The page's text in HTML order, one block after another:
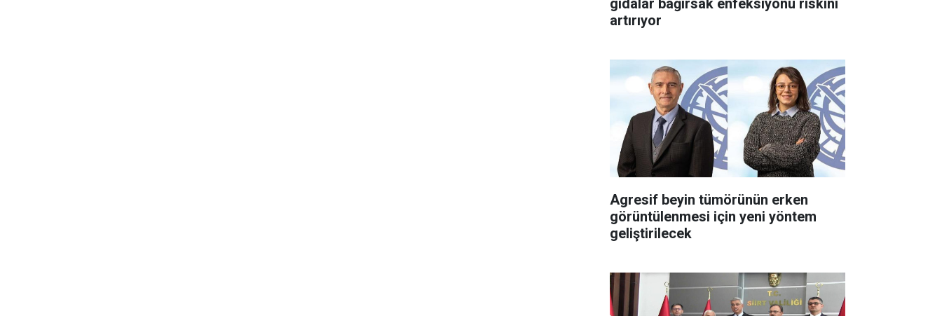
gıdalar bağırsak enfeksiyonu riskini
artırıyor
Agresif beyin tümörünün erken
görüntülenmesi için yeni yöntem
geliştirilecek